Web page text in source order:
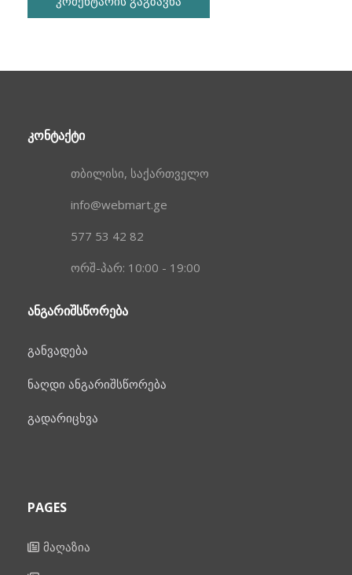
ᲙᲝᲜᲢᲐᲥᲢᲘ
თბილისი, საქართველო
info@webmart.ge
577 53 42 82
ორშ-პარ: 10:00 - 19:00
ᲐᲜᲒᲐᲠᲘᲨᲡᲬᲝᲠᲔᲑᲐ
განვადება
ნაღდი ანგარიშსწორება
გადარიცხვა
PAGES
მაღაზია